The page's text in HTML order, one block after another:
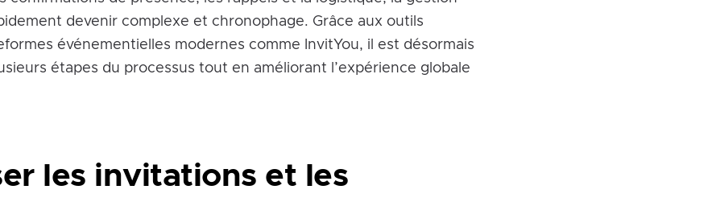
devenir complexe et chronophage. Grâce aux outils
événementielles modernes comme InvitYou, il est désormais
étapes du processus tout en améliorant l’expérience globale
les invitations et les